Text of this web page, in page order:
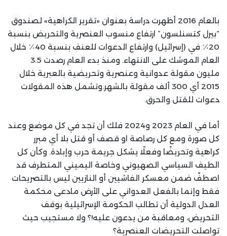
بالعام 2016 أظهرت دراسة بعنوان «تقرير الكراهية» لصندوق
“بيرل كتسنلسون” ارتفاع منسوب العنصرية والتحريض بنسبة
20٪ في (إسرائيل) وارتفاع الدعوات للعنف بنسبة 40٪ خلال
العام الموشك على الانتهاء. ومنذ بدء العام رصدت 3.5
مليون مقولة عدوانية وعنصرية وتحريضية بالعبرية خلال
2015 أي 300 ألف مقولة بالشهر.وتشمل هذه المقولات
دعوات للقتل والحرق.
أما في العام 2023 و2024 فلك أن تجد في كل موضع وعند
كل صورة ومع كل رصاصة او قصف أو قتل بلا أي مبرر
كراهية وتحريضًا وفعلًا يشكل جريمة حرب وإبادة. وكأن كل
الطيف السياسي الصهيوني وخاصة اليميني المتطرف قد
اصطفّ ضمن معسكر الفاشيين أو النازيين ليس بالتصريحات
فقط وإنما بالفعل العدواني على الأرض مادعى محكمة
العدل الدولية أن تطالب الحكومة الإسرائيلية بوقف
التحريض، ومعاقبة من يدعون عليه!؟ ولا مستجيب حيث
تواصلت التحريضات العنصرية؟